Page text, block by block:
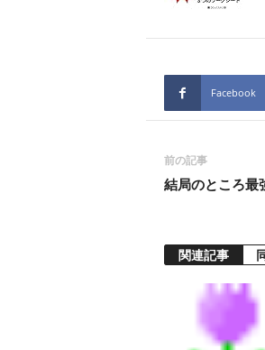
Facebook
前の記事
結局のところ最
関連記事